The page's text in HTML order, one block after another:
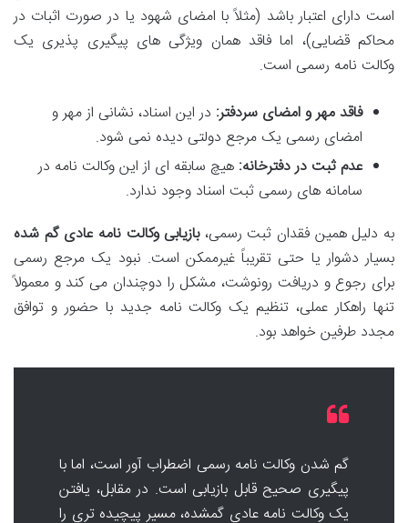
است دارای اعتبار باشد (مثلاً با امضای شهود یا در صورت اثبات در
محاکم قضایی)، اما فاقد همان ویژگی های پیگیری پذیری یک
وکالت نامه رسمی است.
فاقد مهر و امضای سردفتر: در این اسناد، نشانی از مهر و
امضای رسمی یک مرجع دولتی دیده نمی شود.
عدم ثبت در دفترخانه: هیچ سابقه ای از این وکالت نامه در
سامانه های رسمی ثبت اسناد وجود ندارد.
به دلیل همین فقدان ثبت رسمی،بازیابی وکالت نامه عادی گم شده
بسیار دشوار یا حتی تقریباً غیرممکن است. نبود یک مرجع رسمی
برای رجوع و دریافت رونوشت، مشکل را دوچندان می کند و معمولاً
تنها راهکار عملی، تنظیم یک وکالت نامه جدید با حضور و توافق
مجدد طرفین خواهد بود.
گم شدن وکالت نامه رسمی اضطراب آور است، اما با
پیگیری صحیح قابل بازیابی است. در مقابل، یافتن
یک وکالت نامه عادی گمشده، مسیر پیچیده تری را